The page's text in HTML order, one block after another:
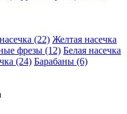
(22) Желтая насечка
фрезы (12) Белая насечка
(24) Барабаны (6)